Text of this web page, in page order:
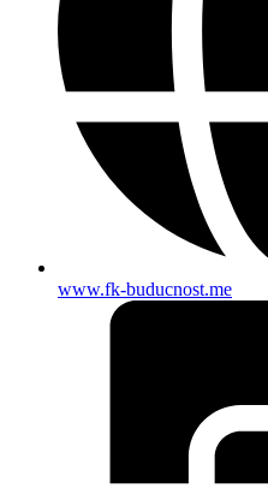
www.fk-buducnost.me